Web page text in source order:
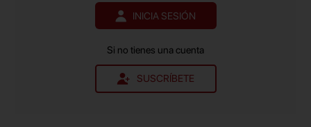
INICIA SESIÓN
Si no tienes una cuenta
SUSCRÍBETE